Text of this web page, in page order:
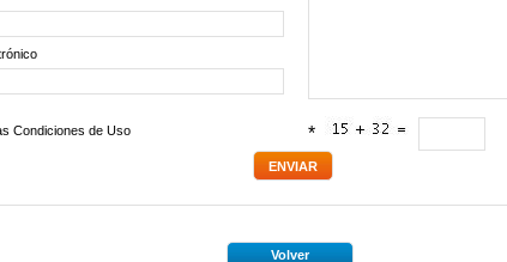
Condiciones de Uso *
Volver